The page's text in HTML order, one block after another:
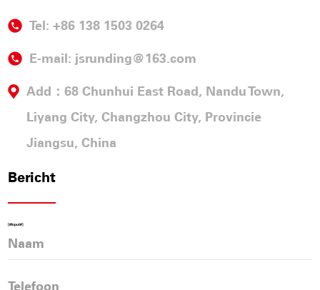
verwerven en de intelligente productie van China
naar de wereld exporteren.
Runding company heeft een leidende positie
verworven in de industrie van intelligente
apparatuur voor AAC-productielijnen. De mensen
en innovatie om geavanceerde apparatuur,
stabiliteit en effici毛ntie te waarborgen, en bieden
Tel: +86 138 1503 0264
E-mail: jsrunding@163.com
Add：68 Chunhui East Road, Nandu Town,
Liyang City, Changzhou City, Provincie
Jiangsu, China
Bericht
[#Input#]